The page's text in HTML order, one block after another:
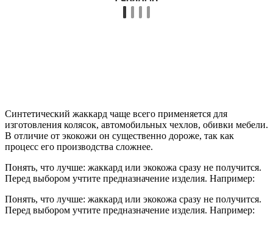
Синтетический жаккард чаще всего применяется для
изготовления колясок, автомобильных чехлов, обивки мебели.
В отличие от экокожи он существенно дороже, так как
процесс его производства сложнее.
Понять, что лучше: жаккард или экокожа сразу не получится.
Перед выбором учтите предназначение изделия. Например:
Понять, что лучше: жаккард или экокожа сразу не получится.
Перед выбором учтите предназначение изделия. Например: